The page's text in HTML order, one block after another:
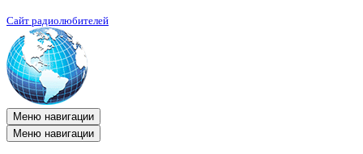
Сайт радиолюбителей
Меню навигации
Меню навигации